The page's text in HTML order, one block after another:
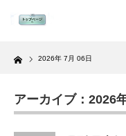
Home 2026年 7月 06日
アーカイブ：2026